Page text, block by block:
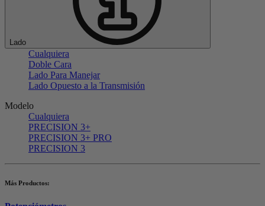
Lado
Cualquiera
Doble Cara
Lado Para Manejar
Lado Opuesto a la Transmisión
Modelo
Cualquiera
PRECISION 3+
PRECISION 3+ PRO
PRECISION 3
Más Productos: